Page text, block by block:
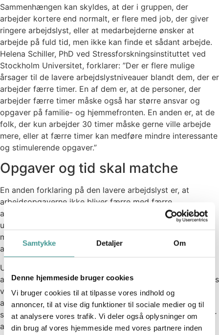
Samtykke Detaljer Om
Denne hjemmeside bruger cookies
Vi bruger cookies til at tilpasse vores indhold og
annoncer, til at vise dig funktioner til sociale medier og til
at analysere vores trafik. Vi deler også oplysninger om
din brug af vores hjemmeside med vores partnere inden
Sammenhængen kan skyldes, at der i gruppen, der
arbejder kortere end normalt, er flere med job, der giver
ringere arbejdslyst, eller at medarbejderne ønsker at
arbejde på fuld tid, men ikke kan finde et sådant arbejde.
Helena Schiller, PhD ved Stressforskningsinstituttet ved
Stockholm Universitet, forklarer: ”Der er flere mulige
årsager til de lavere arbejdslystniveauer blandt dem, der er
arbejder færre timer. En af dem er, at de personer, der
arbejder færre timer måske også har større ansvar og
opgaver på familie- og hjemmefronten. En anden er, at de
folk, der kun arbejder 30 timer måske gerne ville arbejde
mere, eller at færre timer kan medføre mindre interessante
og stimulerende opgaver.”
Opgaver og tid skal matche
En anden forklaring på den lavere arbejdslyst er, at
arbejdsopgaverne ikke bliver færre med færre
arbejdstimer. Faktisk viser tallene fra God Arbejdslyst-
undersøgelsen, at gruppen, der arbejder færre timer, i
mindre grad føler, de har tid nok til at kunne klare deres
arbejdsopgaver.
Under alle omstændigheder står det klart, at en kortere
arbejdsuge ikke automatisk giver os mere arbejdslyst. Hvis
vi ikke selv har indflydelse på tilrettelæggelsen af vores
arbejde, og hvis den samlede arbejdsbyrde forbliver den
samme, mens tiden til at nå den forkortes, eller hvis der er
andre faktorer, i vores liv, der sætter os under pres, kan